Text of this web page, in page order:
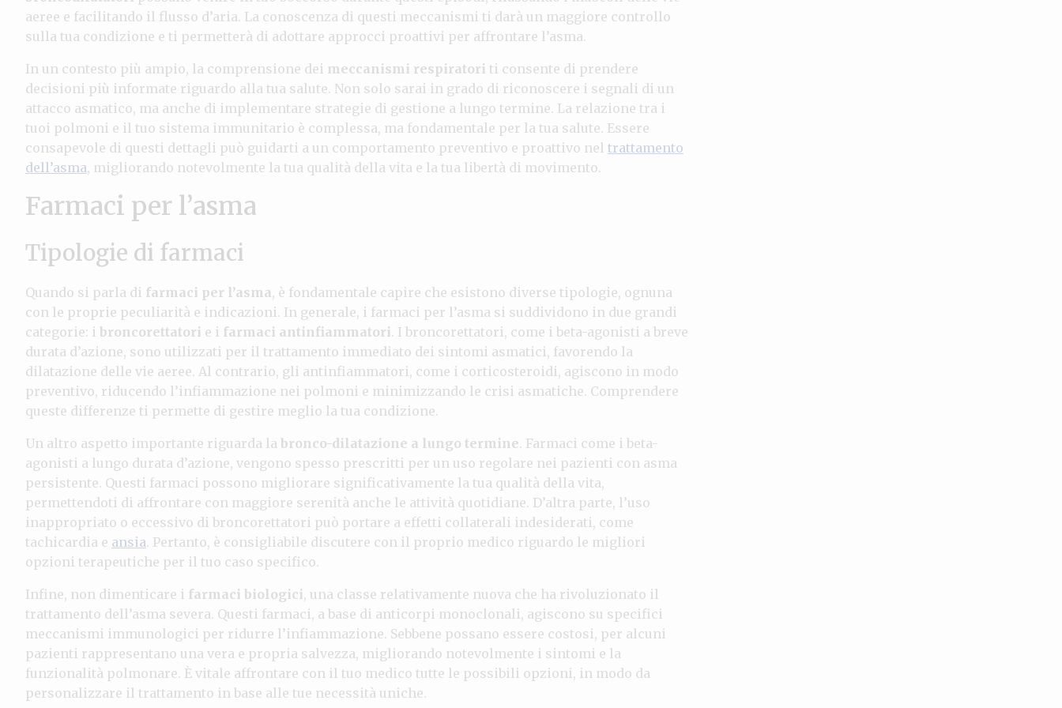
aeree e facilitando il flusso d’aria. La conoscenza di questi meccanismi ti darà un maggiore controllo
sulla tua condizione e ti permetterà di adottare approcci proattivi per affrontare l’asma.
In un contesto più ampio, la comprensione dei meccanismi respiratori ti consente di prendere
decisioni più informate riguardo alla tua salute. Non solo sarai in grado di riconoscere i segnali di un
attacco asmatico, ma anche di implementare strategie di gestione a lungo termine. La relazione tra i
tuoi polmoni e il tuo sistema immunitario è complessa, ma fondamentale per la tua salute. Essere
consapevole di questi dettagli può guidarti a un comportamento preventivo e proattivo nel trattamento
dell’asma, migliorando notevolmente la tua qualità della vita e la tua libertà di movimento.
Farmaci per l’asma
Tipologie di farmaci
Quando si parla di farmaci per l’asma, è fondamentale capire che esistono diverse tipologie, ognuna
con le proprie peculiarità e indicazioni. In generale, i farmaci per l’asma si suddividono in due grandi
categorie: i broncorettatori e i farmaci antinfiammatori. I broncorettatori, come i beta-agonisti a breve
durata d’azione, sono utilizzati per il trattamento immediato dei sintomi asmatici, favorendo la
dilatazione delle vie aeree. Al contrario, gli antinfiammatori, come i corticosteroidi, agiscono in modo
preventivo, riducendo l’infiammazione nei polmoni e minimizzando le crisi asmatiche. Comprendere
queste differenze ti permette di gestire meglio la tua condizione.
Un altro aspetto importante riguarda la bronco-dilatazione a lungo termine. Farmaci come i beta-
agonisti a lungo durata d’azione, vengono spesso prescritti per un uso regolare nei pazienti con asma
persistente. Questi farmaci possono migliorare significativamente la tua qualità della vita,
permettendoti di affrontare con maggiore serenità anche le attività quotidiane. D’altra parte, l’uso
inappropriato o eccessivo di broncorettatori può portare a effetti collaterali indesiderati, come
tachicardia e ansia. Pertanto, è consigliabile discutere con il proprio medico riguardo le migliori
opzioni terapeutiche per il tuo caso specifico.
Infine, non dimenticare i farmaci biologici, una classe relativamente nuova che ha rivoluzionato il
trattamento dell’asma severa. Questi farmaci, a base di anticorpi monoclonali, agiscono su specifici
meccanismi immunologici per ridurre l’infiammazione. Sebbene possano essere costosi, per alcuni
pazienti rappresentano una vera e propria salvezza, migliorando notevolmente i sintomi e la
funzionalità polmonare. È vitale affrontare con il tuo medico tutte le possibili opzioni, in modo da
personalizzare il trattamento in base alle tue necessità uniche.